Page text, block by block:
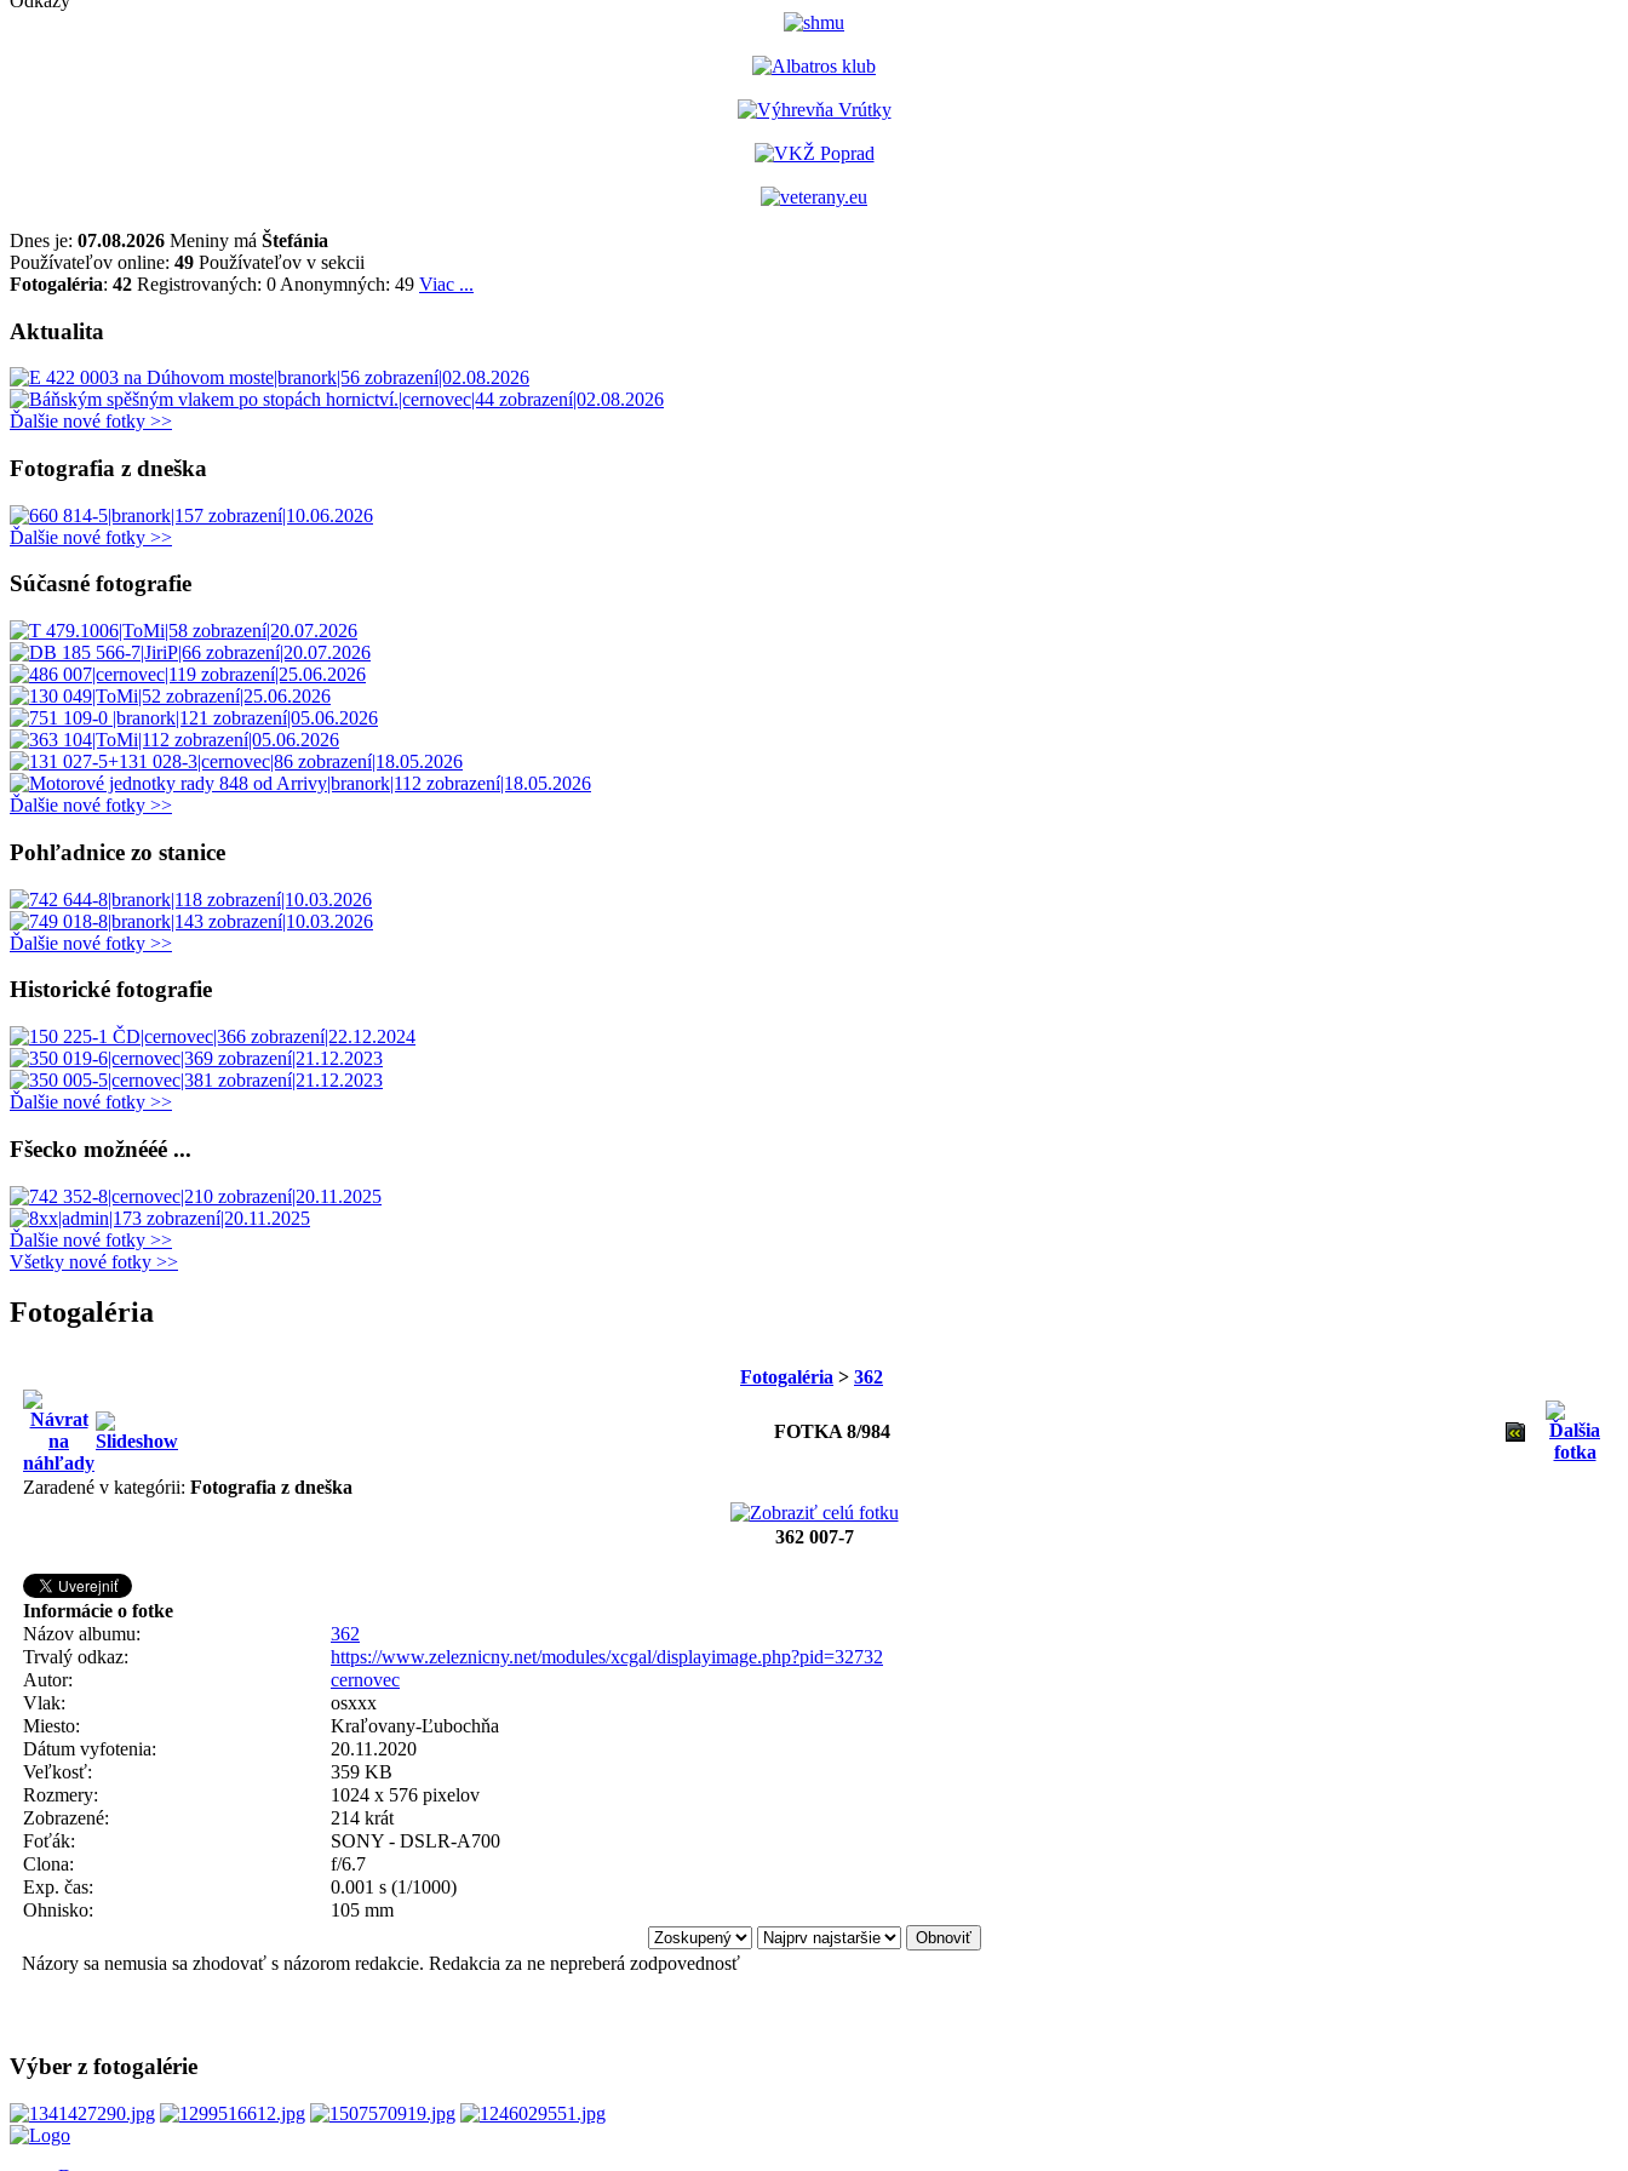
Dnes je: 07.08.2026 Meniny má Štefánia
Používateľov online: 49 Používateľov v sekcii
Fotogaléria: 42 Registrovaných: 0 Anonymných: 49 Viac ...
Aktualita
Ďalšie nové fotky >>
Fotografia z dneška
Ďalšie nové fotky >>
Súčasné fotografie
Ďalšie nové fotky >>
Pohľadnice zo stanice
Ďalšie nové fotky >>
Historické fotografie
Ďalšie nové fotky >>
Fšecko možnééé ...
Ďalšie nové fotky >>
Všetky nové fotky >>
Fotogaléria
Fotogaléria > 362
FOTKA 8/984
Zaradené v kategórii: Fotografia z dneška
362 007-7
Informácie o fotke
Názov albumu:
362
Trvalý odkaz:
https://www.zeleznicny.net/modules/xcgal/displayimage.php?pid=32732
Autor:
cernovec
Vlak:
osxxx
Miesto:
Kraľovany-Ľubochňa
Dátum vyfotenia:
20.11.2020
Veľkosť:
359 KB
Rozmery:
1024 x 576 pixelov
Zobrazené:
214 krát
Foťák:
SONY - DSLR-A700
Clona:
f/6.7
Exp. čas:
0.001 s (1/1000)
Ohnisko:
105 mm
Názory sa nemusia sa zhodovať s názorom redakcie. Redakcia za ne nepreberá zodpovednosť
Výber z fotogalérie